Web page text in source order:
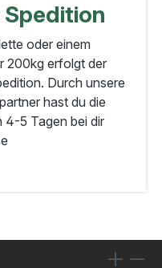
oder einem
200kg erfolgt der
Durch unsere
hast du die
4-5 Tagen bei dir